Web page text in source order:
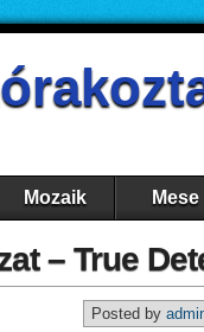
Mozaik Mese
– True
Posted by